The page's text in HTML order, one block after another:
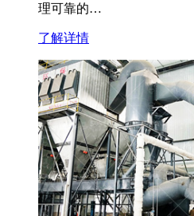
理可靠的…
了解详情